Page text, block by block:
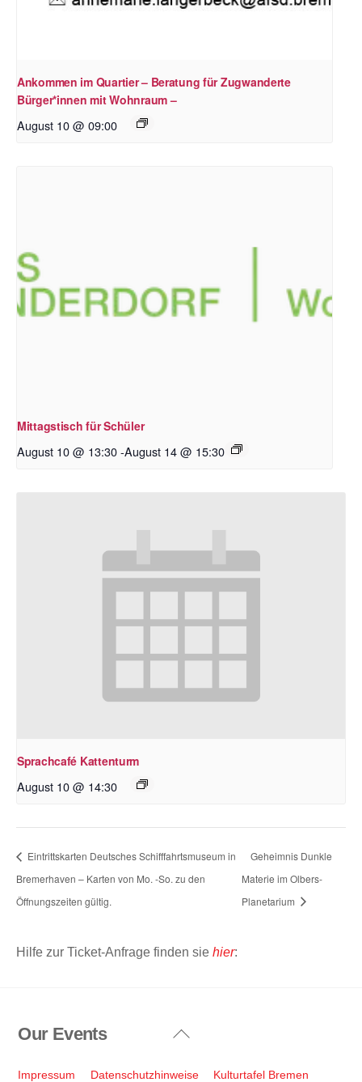
Ankommen im Quartier – Beratung für Zugwanderte
Bürger*innen mit Wohnraum –
August 10 @ 09:00
Mittagstisch für Schüler
August 10 @ 13:30-August 14 @ 15:30
Sprachcafé Kattenturm
August 10 @ 14:30
Eintrittskarten Deutsches Schifffahrtsmuseum in
Bremerhaven – Karten von Mo. -So. zu den
Öffnungszeiten gültig.
Geheimnis Dunkle
Materie im Olbers-
Planetarium
Hilfe zur Ticket-Anfrage finden sie hier:
Back
Top
Our Events
Impressum Datenschutzhinweise Kulturtafel Bremen